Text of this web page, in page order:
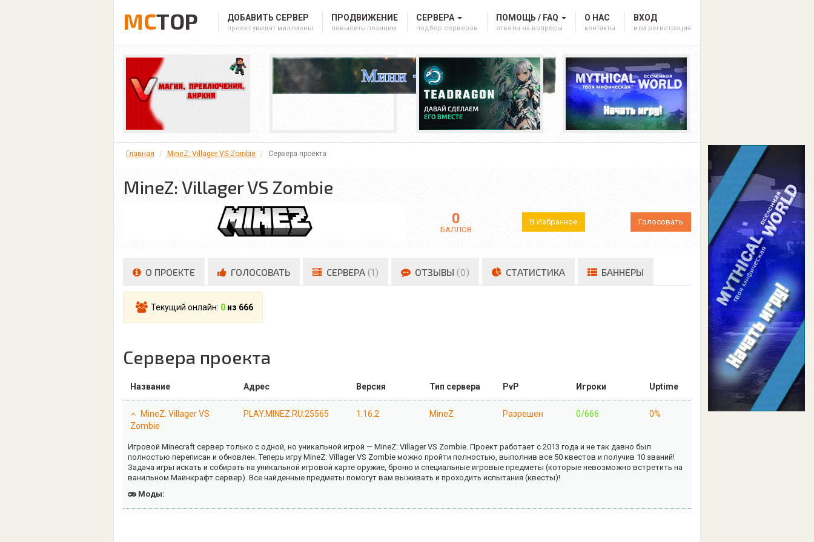
MCTOP ДОБАВИТЬ СЕРВЕР
проект увидят миллионы
ПРОДВИЖЕНИЕ
повысить позиции
СЕРВЕРА
подбор серверов
ПОМОЩЬ / FAQ
ответы на вопросы
О НАС
контакты
ВХОД
или регистрация
Главная MineZ: Villager VS Zombie Сервера проекта
MineZ: Villager VS Zombie
0
БАЛЛОВ
В Избранное Голосовать
О ПРОЕКТЕ ГОЛОСОВАТЬ СЕРВЕРА (1) ОТЗЫВЫ (0) СТАТИСТИКА БАННЕРЫ
Текущий онлайн: 0 из 666
Сервера проекта
Название Адрес Версия Тип сервера PvP Игроки Uptime
MineZ: Villager VS
Zombie
PLAY.MINEZ.RU:25565 1.16.2 MineZ Разрешен 0/666 0%
Игровой Minecraft сервер только с одной, но уникальной игрой — MineZ: Villager VS Zombie. Проект работает с 2013 года и не так давно был
полностью переписан и обновлен. Теперь игру MineZ: Villager VS Zombie можно пройти полностью, выполнив все 50 квестов и получив 10 званий!
Задача игры искать и собирать на уникальной игровой карте оружие, броню и специальные игровые предметы (которые невозможно встретить на
ванильном Майнкрафт сервер). Все найденные предметы помогут вам выживать и проходить испытания (квесты)!
Моды: